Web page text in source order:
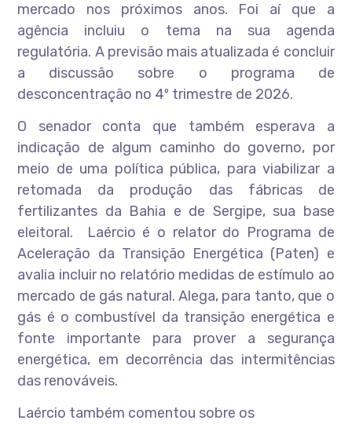
mercado nos próximos anos. Foi aí que a
agência incluiu o tema na sua agenda
regulatória. A previsão mais atualizada é concluir
a discussão sobre o programa de
desconcentração no 4º trimestre de 2026.
O senador conta que também esperava a
indicação de algum caminho do governo, por
meio de uma política pública, para viabilizar a
retomada da produção das fábricas de
fertilizantes da Bahia e de Sergipe, sua base
eleitoral. Laércio é o relator do Programa de
Aceleração da Transição Energética (Paten) e
avalia incluir no relatório medidas de estímulo ao
mercado de gás natural. Alega, para tanto, que o
gás é o combustível da transição energética e
fonte importante para prover a segurança
energética, em decorrência das intermitências
das renováveis.
Laércio também comentou sobre os